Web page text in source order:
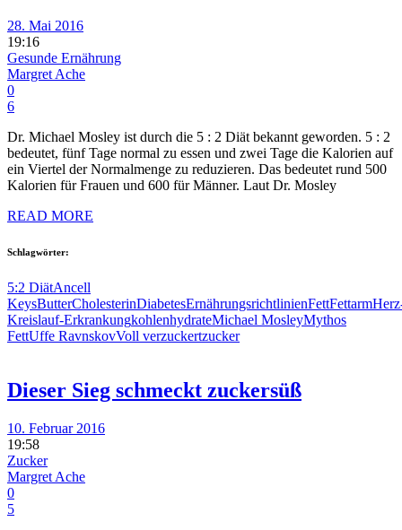
28. Mai 2016
19:16
Gesunde Ernährung
Margret Ache
0
6
Dr. Michael Mosley ist durch die 5 : 2 Diät bekannt geworden. 5 : 2
bedeutet, fünf Tage normal zu essen und zwei Tage die Kalorien auf
ein Viertel der Normalmenge zu reduzieren. Das bedeutet rund 500
Kalorien für Frauen und 600 für Männer. Laut Dr. Mosley
READ MORE
Schlagwörter:
5:2 DiätAncell
KeysButterCholesterinDiabetesErnährungsrichtlinienFettFettarm
Kreislauf-ErkrankungkohlenhydrateMichael MosleyMythos
FettUffe RavnskovVoll verzuckertzucker
Dieser Sieg schmeckt zuckersüß
10. Februar 2016
19:58
Zucker
Margret Ache
0
5